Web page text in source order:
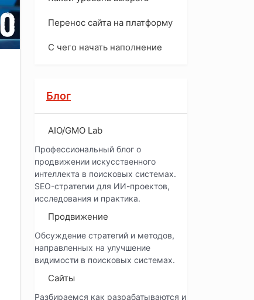
Перенос сайта на платформу
С чего начать наполнение
Блог
AIO/GMO Lab
Профессиональный блог о
продвижении искусственного
интеллекта в поисковых системах.
SEO-стратегии для ИИ-проектов,
исследования и практика.
Продвижение
Обсуждение стратегий и методов,
направленных на улучшение
видимости в поисковых системах.
Сайты
Разбираемся как разрабатываются и